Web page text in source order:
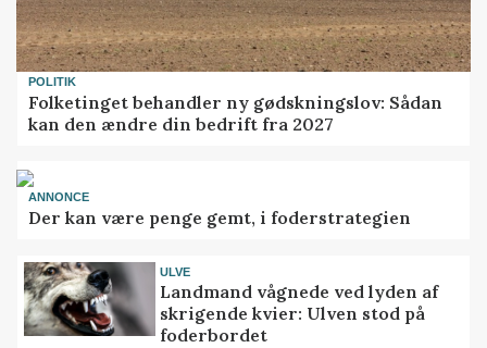
POLITIK
Folketinget behandler ny gødskningslov: Sådan
kan den ændre din bedrift fra 2027
ANNONCE
Der kan være penge gemt, i foderstrategien
ULVE
Landmand vågnede ved lyden af
skrigende kvier: Ulven stod på
foderbordet